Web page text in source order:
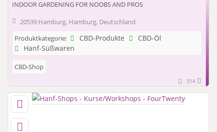
INDOOR GARDENING FOR NOOBS AND PROS
20539 Hamburg, Hamburg, Deutschland
Produktkategorie:
CBD-Produkte
CBD-Öl
Hanf-Süßwaren
CBD-Shop
314